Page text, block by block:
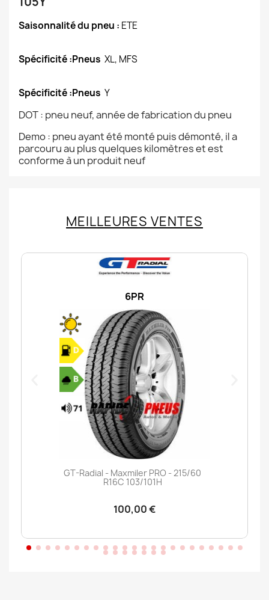
Saisonnalité du pneu : ETE
Spécificité :Pneus XL, MFS
Spécificité :Pneus Y
DOT : pneu neuf, année de fabrication du pneu
Demo : pneu ayant été monté puis démonté, il a
parcouru au plus quelques kilomètres et est
conforme à un produit neuf
MEILLEURES VENTES
6PR
GT-Radial - Maxmiler PRO - 215/60
R16C 103/101H
100,00 €